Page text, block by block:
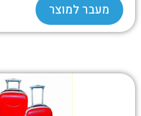
מעבר למוצר